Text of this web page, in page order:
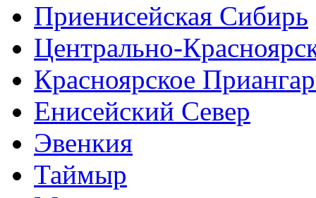
Приенисейская Сибирь
Центрально-
Красноярское
Енисейский Север
Эвенкия
Таймыр